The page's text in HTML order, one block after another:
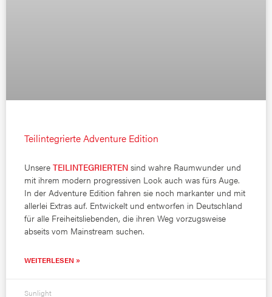
Teilintegrierte Adventure Edition
Unsere TEILINTEGRIERTEN sind wahre Raumwunder und
mit ihrem modern progressiven Look auch was fürs Auge.
In der Adventure Edition fahren sie noch markanter und mit
allerlei Extras auf. Entwickelt und entworfen in Deutschland
für alle Freiheitsliebenden, die ihren Weg vorzugsweise
abseits vom Mainstream suchen.
WEITERLESEN »
Sunlight